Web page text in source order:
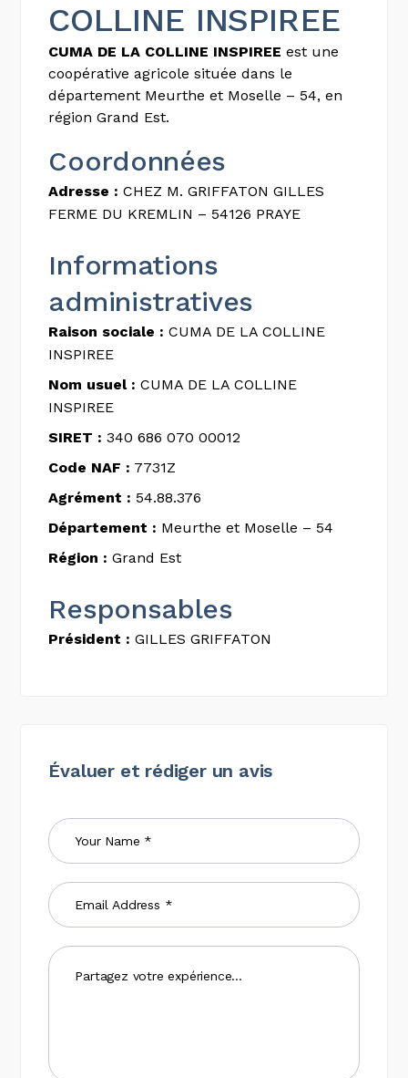
COLLINE INSPIREE
CUMA DE LA COLLINE INSPIREE est une
coopérative agricole située dans le
département Meurthe et Moselle – 54, en
région Grand Est.
Coordonnées
Adresse : CHEZ M. GRIFFATON GILLES
FERME DU KREMLIN – 54126 PRAYE
Informations
administratives
Raison sociale : CUMA DE LA COLLINE
INSPIREE
Nom usuel : CUMA DE LA COLLINE
INSPIREE
SIRET : 340 686 070 00012
Code NAF : 7731Z
Agrément : 54.88.376
Département : Meurthe et Moselle – 54
Région : Grand Est
Responsables
Président : GILLES GRIFFATON
Évaluer et rédiger un avis